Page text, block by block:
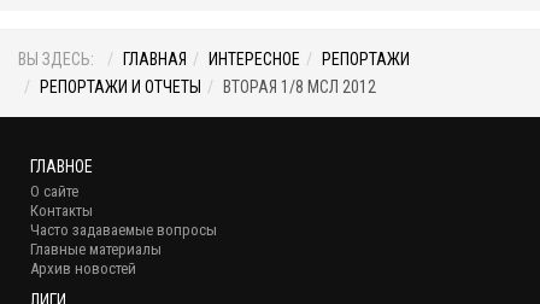
ВЫ ЗДЕСЬ: ГЛАВНАЯ ИНТЕРЕСНОЕ
РЕПОРТАЖИ
РЕПОРТАЖИ И ОТЧЕТЫ
ВТОРАЯ 1/8 МСЛ 2012
ГЛАВНОЕ
О сайте
Контакты
Часто задаваемые вопросы
Главные материалы
Архив новостей